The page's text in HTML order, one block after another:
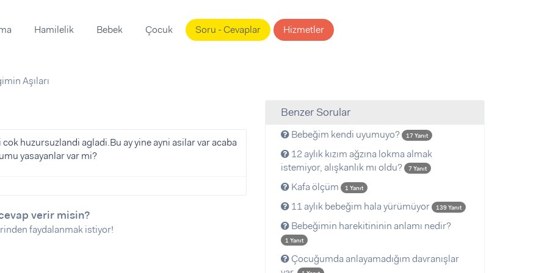
Hamilelik Bebek Çocuk Soru - Cevaplar Hizmetler
Aşıları
huzursuzlandi agladi.Bu ay yine ayni asilar var acaba
yasayanlar var mi?
verir misin?
faydalanmak istiyor!
Benzer Sorular
Bebeğim kendi uyumuyo? 17 Yanıt
12 aylık kızım ağzına lokma almak
istemiyor, alışkanlık mı oldu?
7 Yanıt
Kafa ölçüm 1 Yanıt
11 aylık bebeğim hala yürümüyor 139 Yanıt
Bebeğimin harekitininin anlamı nedir?
1 Yanıt
Çocuğumda anlayamadığım davranışlar